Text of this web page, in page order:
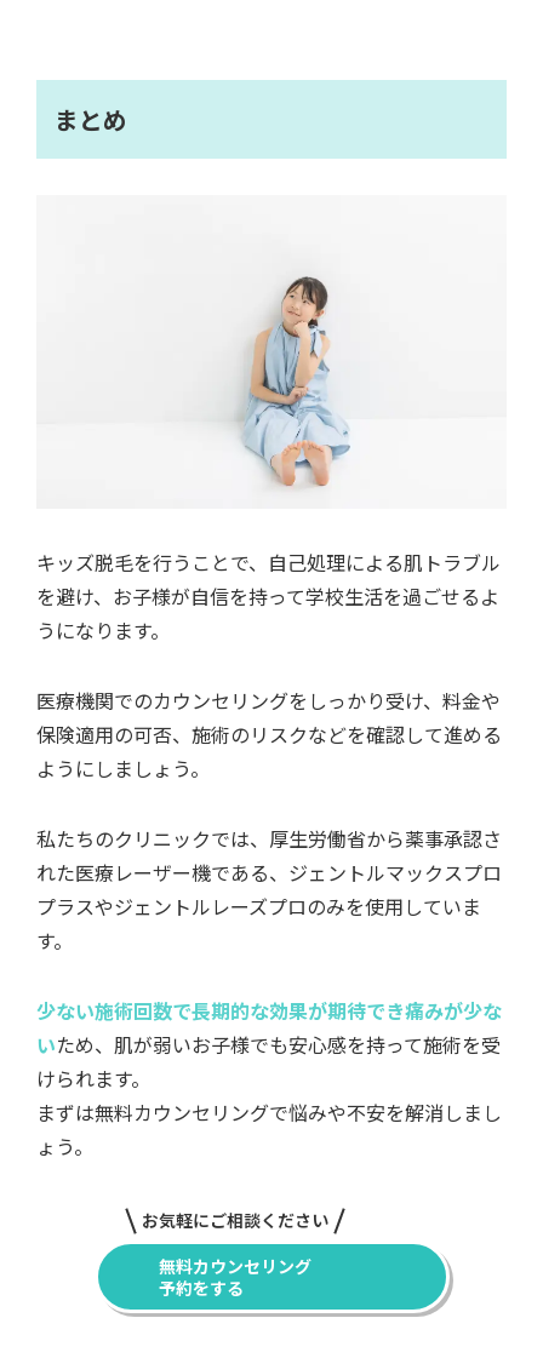
まとめ
キッズ脱毛を行うことで、自己処理による肌トラブル
を避け、お子様が自信を持って学校生活を過ごせるよ
うになります。
医療機関でのカウンセリングをしっかり受け、料金や
保険適用の可否、施術のリスクなどを確認して進める
ようにしましょう。
私たちのクリニックでは、厚生労働省から薬事承認さ
れた医療レーザー機である、ジェントルマックスプロ
プラスやジェントルレーズプロのみを使用していま
す。
少ない施術回数で長期的な効果が期待でき痛みが少な
いため、肌が弱いお子様でも安心感を持って施術を受
けられます。
まずは無料カウンセリングで悩みや不安を解消しまし
ょう。
お気軽にご相談ください
無料カウンセリング
予約をする